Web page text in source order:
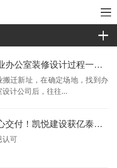
企业办公室装修设计过程一般有哪几个阶段?
搬迁新址，在确定场地，找到办
设计公司后，往往...
匠心交付！凯悦建设获亿泰玻璃锦旗认可
认可